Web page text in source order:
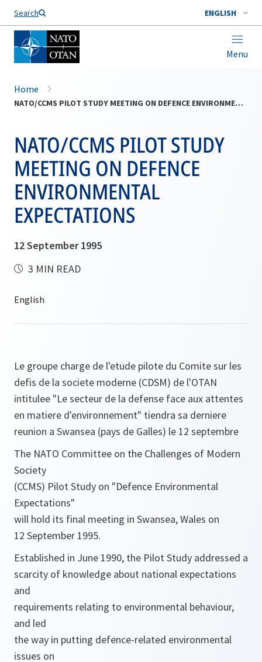
Search ENGLISH
Menu
Home
NATO/CCMS PILOT STUDY MEETING ON DEFENCE ENVIRONMENTAL EXPECTATIONS
NATO/CCMS PILOT STUDY
MEETING ON DEFENCE
ENVIRONMENTAL
EXPECTATIONS
12 September 1995
3 MIN READ
Le groupe charge de l'etude pilote du Comite sur les
defis de la societe moderne (CDSM) de l'OTAN
intitulee "Le secteur de la defense face aux attentes
en matiere d'environnement" tiendra sa derniere
reunion a Swansea (pays de Galles) le 12 septembre
The NATO Committee on the Challenges of Modern
Society
(CCMS) Pilot Study on "Defence Environmental
Expectations"
will hold its final meeting in Swansea, Wales on
12 September 1995.
Established in June 1990, the Pilot Study addressed a
scarcity of knowledge about national expectations
and
requirements relating to environmental behaviour,
and led
the way in putting defence-related environmental
issues on